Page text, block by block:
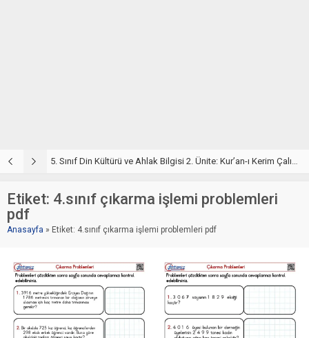
5. Sınıf Kur’an-ı Kerim ve Temel Özellikleri Testi – Online Çöz
Etiket: 4.sınıf çıkarma işlemi problemleri
pdf
Anasayfa » Etiket: 4.sınıf çıkarma işlemi problemleri pdf